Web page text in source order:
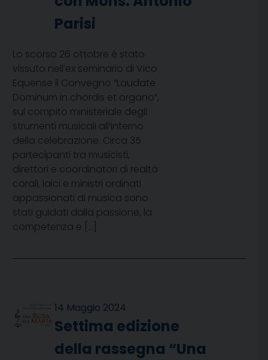
Parisi
Lo scorso 26 ottobre è stato
vissuto nell’ex seminario di Vico
Equense il Convegno “Laudate
Dominum in chordis et organo”,
sul compito ministeriale degli
strumenti musicali all’interno
della celebrazione. Circa 35
partecipanti tra musicisti,
direttori e coordinatori di realtà
corali, laici e ministri ordinati
appassionati di musica sono
stati guidati dalla passione, la
competenza e […]
14 Maggio 2024
Settima edizione
della rassegna “Una